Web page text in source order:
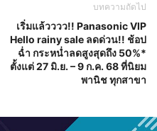
บทความถัดไป
เริ่มแล้วววว!! Panasonic VIP
Hello rainy sale ลดด่วน!! ช้อป
ฉ่ำ กระหน่ำลดสูงสุดถึง 50%*
ตั้งแต่ 27 มิ.ย. – 9 ก.ค. 68 ที่นิยม
พานิช ทุกสาขา